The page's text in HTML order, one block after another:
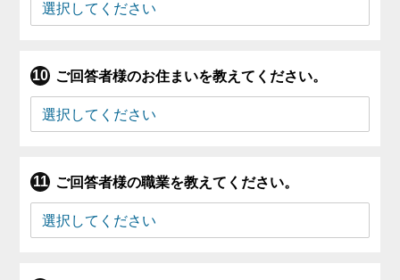
ご回答者様のお住まいを教えてください。
ご回答者様の職業を教えてください。